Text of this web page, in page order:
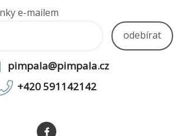
Salente
vysavač Salente Combo 4v1
využijete prakticky všud
e-mailem
odebírat
pimpala@pimpala.cz
+420 591142142